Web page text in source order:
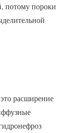
потому пороки
расширение